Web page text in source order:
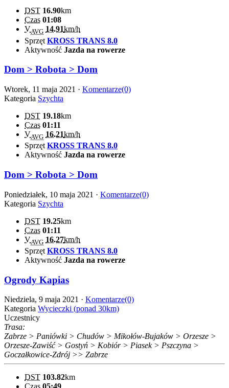
DST 16.90km
Czas 01:08
VAVG 14.91km/h
Sprzęt KROSS TRANS 8.0
Aktywność Jazda na rowerze
Dom > Robota > Dom
Wtorek, 11 maja 2021 · Komentarze(0)
Kategoria Szychta
DST 19.18km
Czas 01:11
VAVG 16.21km/h
Sprzęt KROSS TRANS 8.0
Aktywność Jazda na rowerze
Dom > Robota > Dom
Poniedziałek, 10 maja 2021 · Komentarze(0)
Kategoria Szychta
DST 19.25km
Czas 01:11
VAVG 16.27km/h
Sprzęt KROSS TRANS 8.0
Aktywność Jazda na rowerze
Ogrody Kapias
Niedziela, 9 maja 2021 · Komentarze(0)
Kategoria Wycieczki (ponad 30km)
Uczestnicy
Trasa:
Zabrze > Paniówki > Chudów > Mikołów-Bujaków > Orzesze >
Orzesze-Zawiść > Gostyń > Kobiór > Piasek > Pszczyna >
Goczałkowice-Zdrój >> Zabrze
DST 103.82km